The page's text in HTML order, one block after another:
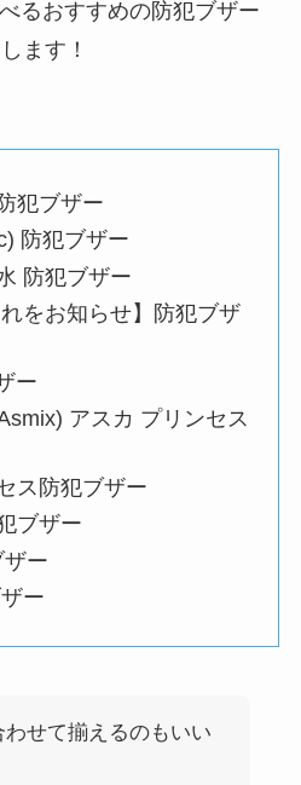
るおすすめの防犯ブザー
ます！
犯ブザー
防犯ブザー
防犯ブザー
をお知らせ】防犯ブザ
ー
アスカ プリンセス
ス防犯ブザー
ブザー
ー
ー
わせて揃えるのもいい